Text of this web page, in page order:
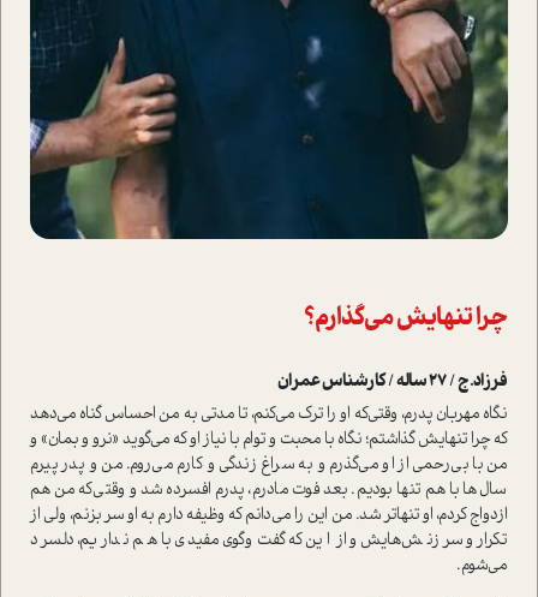
چرا تنهایش می‌گذارم؟
فرزاد.ج / 27 ساله / کارشناس عمران
نگاه مهربان پدرم، وقتی‌که او را ترک می‌کنم، تا مدتی به من احساس گناه می‌دهد
که چرا تنهایش گذاشتم؛ نگاه با محبت و توام با نیاز او که می‌گوید «نرو و بمان» و
من با بی‌رحمی از او می‌گذرم و به سراغ زندگی و کارم می‌روم. من و پدر پیرم
سال‌ها با هم تنها بودیم. بعد فوت مادرم، پدرم افسرده شد و وقتی‌که من هم
ازدواج کردم، او تنهاتر شد. من این را می‌دانم که وظیفه دارم به او سر بزنم، ولی از
تکرار و سرزنش‌هایش و از این‌که گفت‌وگوی مفیدی با هم نداریم، دلسرد
می‌شوم.